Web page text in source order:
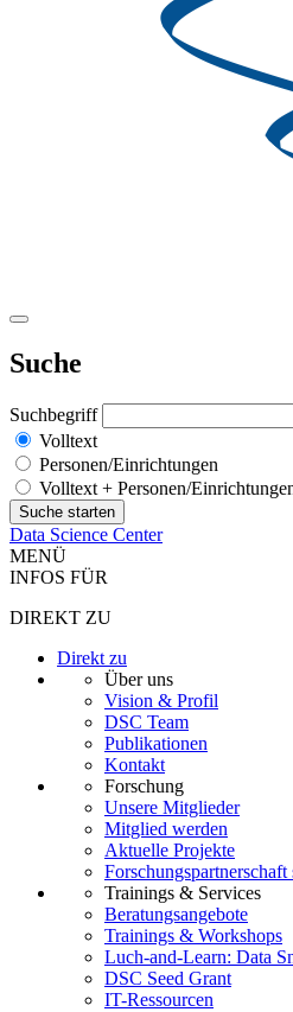
Suche
Suchbegriff
Volltext
Personen/Einrichtungen
Volltext + Personen/
Data Science Center
MENÜ
INFOS FÜR
DIREKT ZU
Direkt zu
Über uns
Vision & Profil
DSC Team
Publikationen
Kontakt
Forschung
Unsere Mitglieder
Mitglied werden
Aktuelle Projekte
Forschungspartnerschaft
Trainings & Services
Beratungsangebote
Trainings & Workshops
Luch-and-Learn: Data
DSC Seed Grant
IT-Ressourcen